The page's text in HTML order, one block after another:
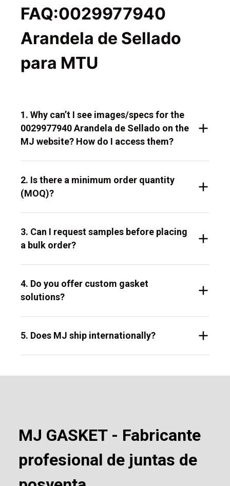
FAQ:0029977940
Arandela de Sellado
para MTU
1. Why can’t I see images/specs for the
0029977940 Arandela de Sellado on the
MJ website? How do I access them?
2. Is there a minimum order quantity
(MOQ)?
3. Can I request samples before placing
a bulk order?
4. Do you offer custom gasket
solutions?
5. Does MJ ship internationally?
MJ GASKET - Fabricante
profesional de juntas de